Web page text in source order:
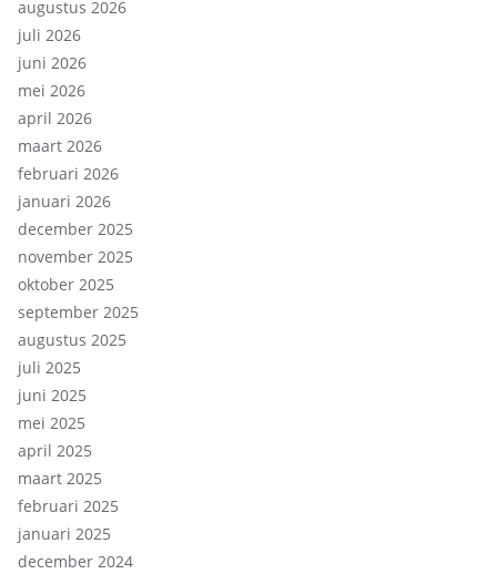
augustus 2026
juli 2026
juni 2026
mei 2026
april 2026
maart 2026
februari 2026
januari 2026
december 2025
november 2025
oktober 2025
september 2025
augustus 2025
juli 2025
juni 2025
mei 2025
april 2025
maart 2025
februari 2025
januari 2025
december 2024